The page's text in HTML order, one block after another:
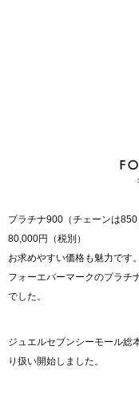
プラチナ900（チェーンは
80,000円（税別）
お求めやすい価格も魅力です。
フォーエバーマークのプラチ
でした。
ジュエルセブンシーモール総
り扱い開始しました。